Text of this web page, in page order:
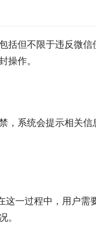
括但不限于违反微信
操作。
，系统会提示相关信
这一过程中，用户需
。